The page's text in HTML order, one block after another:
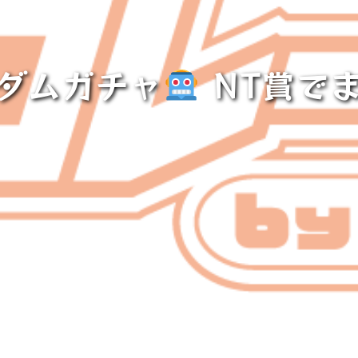
ムガチャ NT賞で